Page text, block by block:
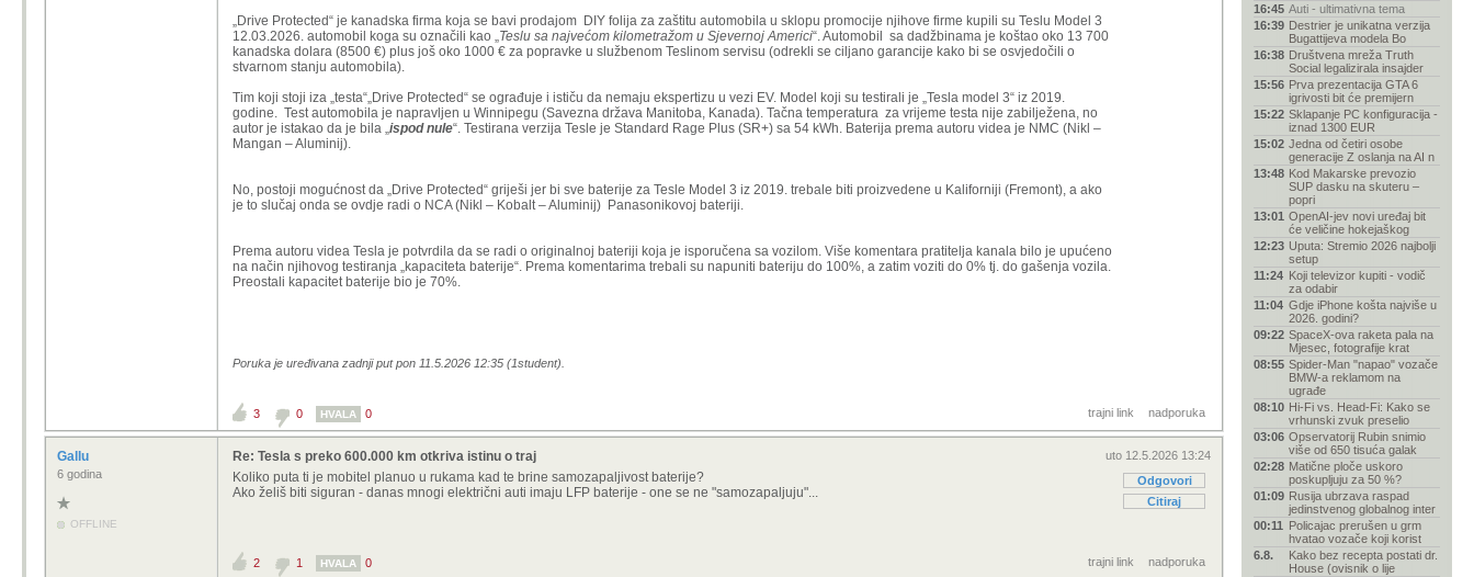
„Drive Protected“ je kanadska firma koja se bavi prodajom DIY folija za zaštitu automobila u sklopu promocije njihove firme kupili su Teslu Model 3
12.03.2026. automobil koga su označili kao „Teslu sa najvećom kilometražom u Sjevernoj Americi“. Automobil sa dadžbinama je koštao oko 13 700
kanadska dolara (8500 €) plus još oko 1000 € za popravke u službenom Teslinom servisu (odrekli se ciljano garancije kako bi se osvjedočili o
stvarnom stanju automobila).
Tim koji stoji iza „testa“„Drive Protected“ se ograđuje i ističu da nemaju ekspertizu u vezi EV. Model koji su testirali je „Tesla model 3“ iz 2019.
godine. Test automobila je napravljen u Winnipegu (Savezna država Manitoba, Kanada). Tačna temperatura za vrijeme testa nije zabilježena, no
autor je istakao da je bila „ispod nule“. Testirana verzija Tesle je Standard Rage Plus (SR+) sa 54 kWh. Baterija prema autoru videa je NMC (Nikl –
Mangan – Aluminij).
No, postoji mogućnost da „Drive Protected“ griješi jer bi sve baterije za Tesle Model 3 iz 2019. trebale biti proizvedene u Kaliforniji (Fremont), a ako
je to slučaj onda se ovdje radi o NCA (Nikl – Kobalt – Aluminij) Panasonikovoj bateriji.
Prema autoru videa Tesla je potvrdila da se radi o originalnoj bateriji koja je isporučena sa vozilom. Više komentara pratitelja kanala bilo je upućeno
na način njihovog testiranja „kapaciteta baterije“. Prema komentarima trebali su napuniti bateriju do 100%, a zatim voziti do 0% tj. do gašenja vozila.
Preostali kapacitet baterije bio je 70%.
Poruka je uređivana zadnji put pon 11.5.2026 12:35 (1student).
trajni link nadporuka
3 0 HVALA 0
Gallu
6 godina
OFFLINE
uto 12.5.2026 13:24
Odgovori
Citiraj
Re: Tesla s preko 600.000 km otkriva istinu o traj
Koliko puta ti je mobitel planuo u rukama kad te brine samozapaljivost baterije?
Ako želiš biti siguran - danas mnogi električni auti imaju LFP baterije - one se ne "samozapaljuju"...
trajni link nadporuka
2 1 HVALA 0
16:45 Auti - ultimativna tema
16:39 Destrier je unikatna verzija
Bugattijeva modela Bo
16:38 Društvena mreža Truth
Social legalizirala insajder
15:56 Prva prezentacija GTA 6
igrivosti bit će premijern
15:22 Sklapanje PC konfiguracija -
iznad 1300 EUR
15:02 Jedna od četiri osobe
generacije Z oslanja na AI n
13:48 Kod Makarske prevozio
SUP dasku na skuteru –
popri
13:01 OpenAI-jev novi uređaj bit
će veličine hokejaškog
12:23 Uputa: Stremio 2026 najbolji
setup
11:24 Koji televizor kupiti - vodič
za odabir
11:04 Gdje iPhone košta najviše u
2026. godini?
09:22 SpaceX-ova raketa pala na
Mjesec, fotografije krat
08:55 Spider-Man "napao" vozače
BMW-a reklamom na
ugrađe
08:10 Hi-Fi vs. Head-Fi: Kako se
vrhunski zvuk preselio
03:06 Opservatorij Rubin snimio
više od 650 tisuća galak
02:28 Matične ploče uskoro
poskupljuju za 50 %?
01:09 Rusija ubrzava raspad
jedinstvenog globalnog inter
00:11 Policajac prerušen u grm
hvatao vozače koji korist
6.8.
Kako bez recepta postati dr.
House (ovisnik o lije